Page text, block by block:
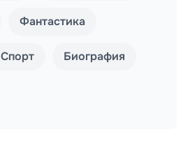
Фантастика
Спорт Биография